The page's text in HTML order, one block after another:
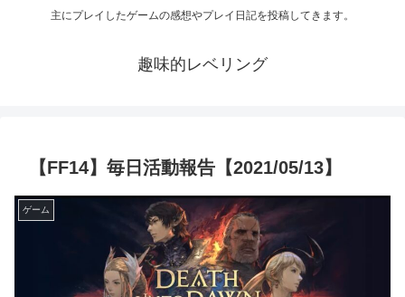
主にプレイしたゲームの感想やプレイ日記を投稿してきます。
趣味的レベリング
【FF14】毎日活動報告【2021/05/13】
ゲーム